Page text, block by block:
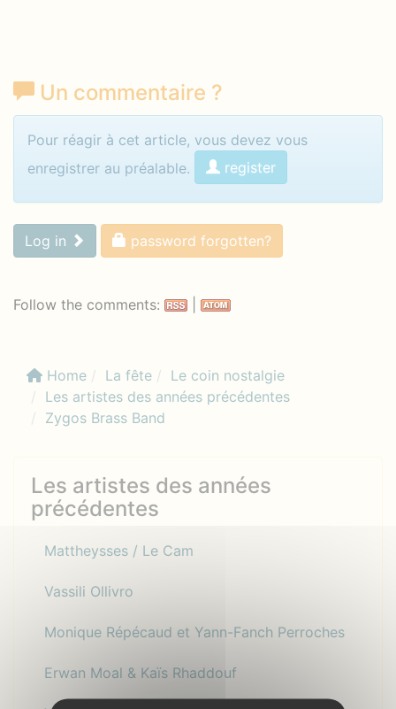
Un commentaire ?
Identifiez-vous pour commenter
Pour réagir à cet article, vous devez vous
enregistrer au préalable.
register
Log in password forgotten?
Follow the comments:
Home La fête
Le coin nostalgie
Les artistes des années précédentes
Zygos Brass Band
Les artistes des années
précédentes
Mattheysses / Le Cam
Vassili Ollivro
Monique Répécaud et Yann-Fanch Perroches
Erwan Moal & Kaïs Rhaddouf